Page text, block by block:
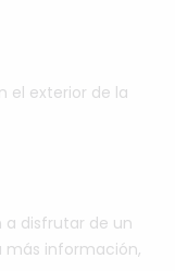
el exterior de la
a disfrutar de un
más información,